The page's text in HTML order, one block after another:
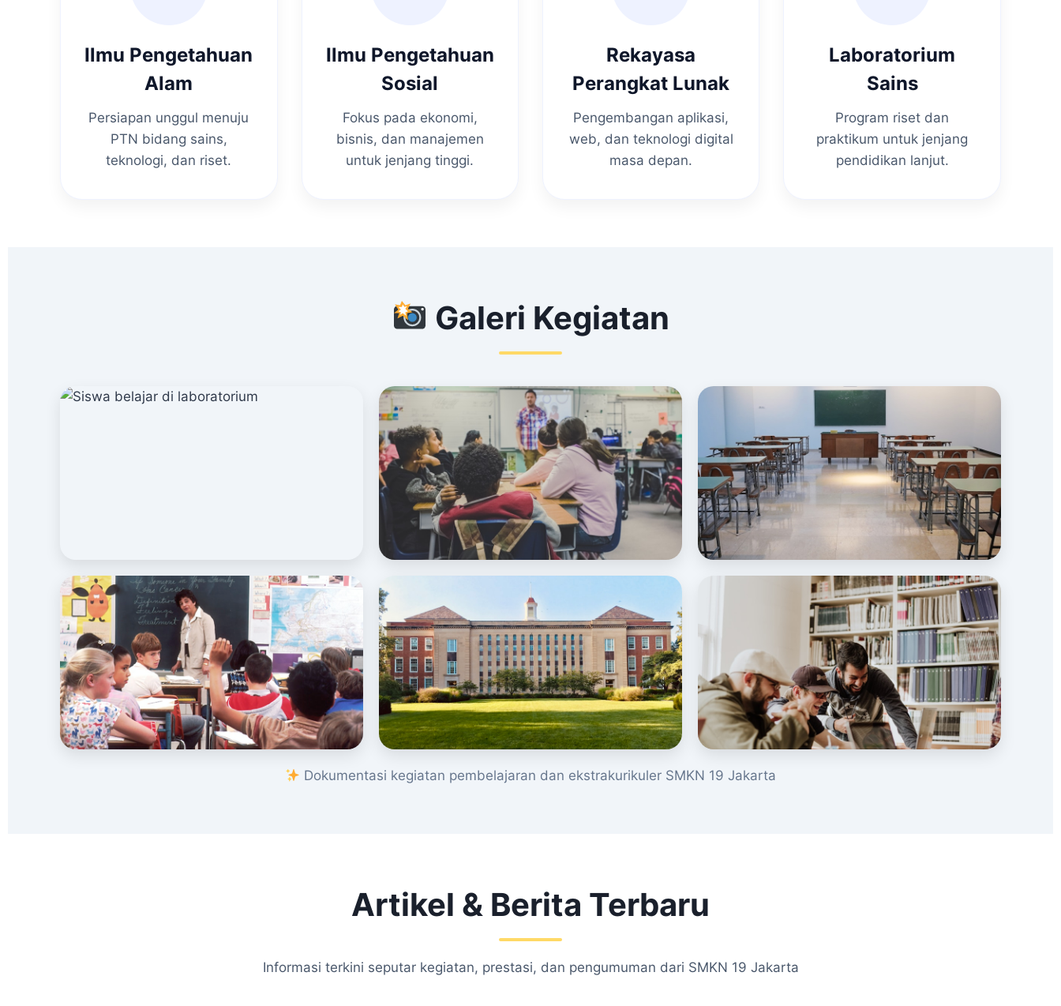
Ilmu Pengetahuan
Alam
Persiapan unggul menuju
PTN bidang sains,
teknologi, dan riset.
Ilmu Pengetahuan
Sosial
Fokus pada ekonomi,
bisnis, dan manajemen
untuk jenjang tinggi.
Rekayasa
Perangkat Lunak
Pengembangan aplikasi,
web, dan teknologi digital
masa depan.
Laboratorium
Sains
Program riset dan
praktikum untuk jenjang
pendidikan lanjut.
Galeri Kegiatan
Dokumentasi kegiatan pembelajaran dan ekstrakurikuler SMKN 19 Jakarta
Artikel & Berita Terbaru
Informasi terkini seputar kegiatan, prestasi, dan pengumuman dari SMKN 19 Jakarta